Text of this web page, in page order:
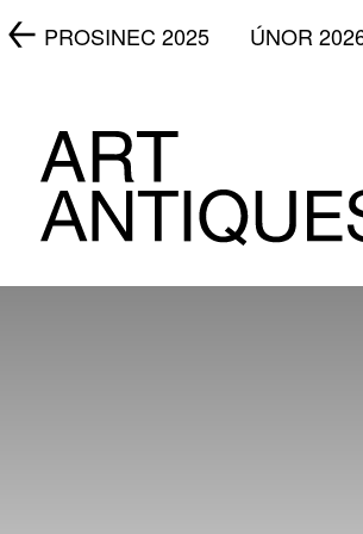
ÚNOR
PROSINEC 2025